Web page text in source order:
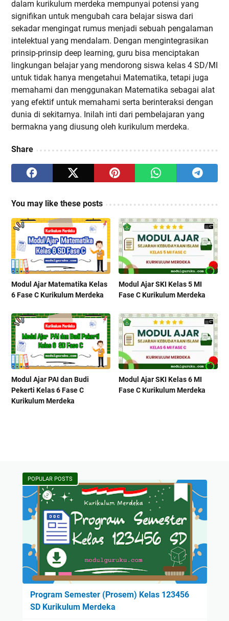
dalam kurikulum merdeka mempunyai potensi yang
signifikan untuk mengubah cara belajar siswa dari
sekadar mengingat rumus menjadi sebuah pengalaman
intelektual yang mendalam. Dengan mengintegrasikan
prinsip-prinsip deep learning, guru bisa menciptakan
lingkungan belajar yang mendorong siswa kelas 4 SD/MI
untuk tidak hanya mengetahui Matematika, tetapi juga
memahami dan menggunakan Matematika sebagai alat
yang efektif untuk memahami serta berinteraksi dengan
dunia di sekitarnya. Inilah inti dari pembelajaran yang
bermakna yang diusung oleh kurikulum merdeka.
Share
You may like these posts
Modul Ajar Matematika Kelas
6 Fase C Kurikulum Merdeka
Modul Ajar SKI Kelas 5 MI
Fase C Kurikulum Merdeka
Modul Ajar PAI dan Budi
Pekerti Kelas 6 Fase C
Kurikulum Merdeka
Modul Ajar SKI Kelas 6 MI
Fase C Kurikulum Merdeka
POPULAR POSTS
Program Semester (Prosem) Kelas 123456
SD Kurikulum Merdeka